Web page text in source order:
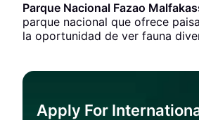
Parque Nacional Fazao
parque nacional que ofrece
la oportunidad de ver fauna
Apply For